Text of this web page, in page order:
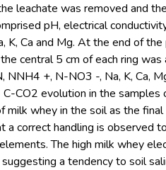
leachate was removed and
pH, electrical
K, Ca and Mg. At the end of
central 5 cm of each ring
NNH4 +, N-NO3 -, Na, K, Ca,
CO2 evolution in the
milk whey in the soil as the
a correct handling is observed
The high milk whey
a tendency to soil